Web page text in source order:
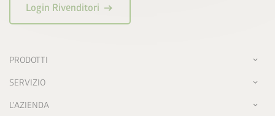
Login Rivenditori arrow_right_alt
PRODOTTI
SERVIZIO
L'AZIENDA